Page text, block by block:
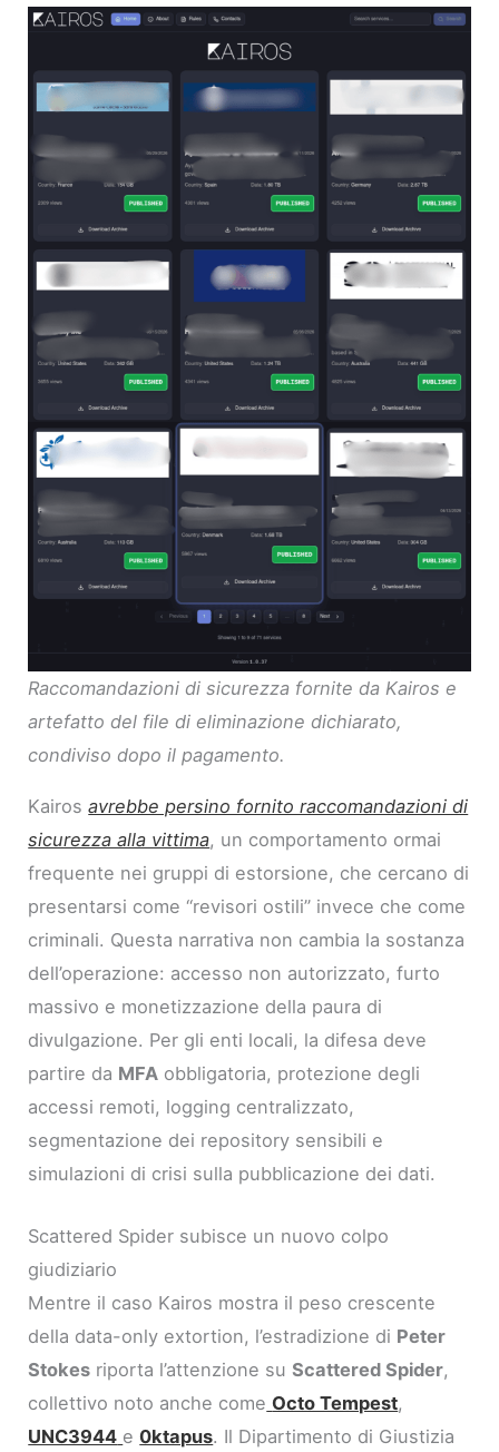
Raccomandazioni di sicurezza fornite da Kairos e
artefatto del file di eliminazione dichiarato,
condiviso dopo il pagamento.
Kairosavrebbe persino fornito raccomandazioni di
sicurezza alla vittima, un comportamento ormai
frequente nei gruppi di estorsione, che cercano di
presentarsi come “revisori ostili” invece che come
criminali. Questa narrativa non cambia la sostanza
dell’operazione: accesso non autorizzato, furto
massivo e monetizzazione della paura di
divulgazione. Per gli enti locali, la difesa deve
partire da MFA obbligatoria, protezione degli
accessi remoti, logging centralizzato,
segmentazione dei repository sensibili e
simulazioni di crisi sulla pubblicazione dei dati.
Scattered Spider subisce un nuovo colpo
giudiziario
Mentre il caso Kairos mostra il peso crescente
della data-only extortion, l’estradizione di Peter
Stokes riporta l’attenzione suScattered Spider,
collettivo noto anche come Octo Tempest,
UNC3944 e0ktapus. Il Dipartimento di Giustizia